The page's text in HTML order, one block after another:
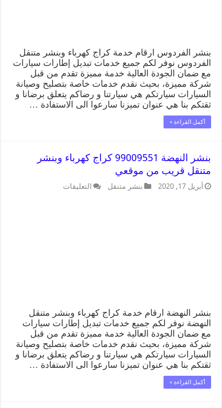
بنشر الفردوس ارقام خدمة كراج كهرباء وبنشر متنقل
الفردوس نوفر لكم جميع خدمات تبديل إطارات سيارات
مع ضمان الجودة العالية خدمة مميزة تقدم من قبل
شركة مميزة، بحيث نقدم خدمات خاصة بتصليح وصيانة
السيارات سيارتكم هي سيارتنا و رضاكم يتعلق برضانا و
ثقتكم بنا هي عنوان تميزنا سارعوا الى الاستفادة …
أكمل القراءة »
بنشر النهضة 99009551 كراج كهرباء وبنشر
متنقل قريب من موقعي
أبريل 17, 2020 بنشر متنقل التعليقات
بنشر النهضة ارقام خدمة كراج كهرباء وبنشر متنقل
النهضة نوفر لكم جميع خدمات تبديل إطارات سيارات
مع ضمان الجودة العالية خدمة مميزة تقدم من قبل
شركة مميزة، بحيث نقدم خدمات خاصة بتصليح وصيانة
السيارات سيارتكم هي سيارتنا و رضاكم يتعلق برضانا و
ثقتكم بنا هي عنوان تميزنا سارعوا الى الاستفادة …
أكمل القراءة »